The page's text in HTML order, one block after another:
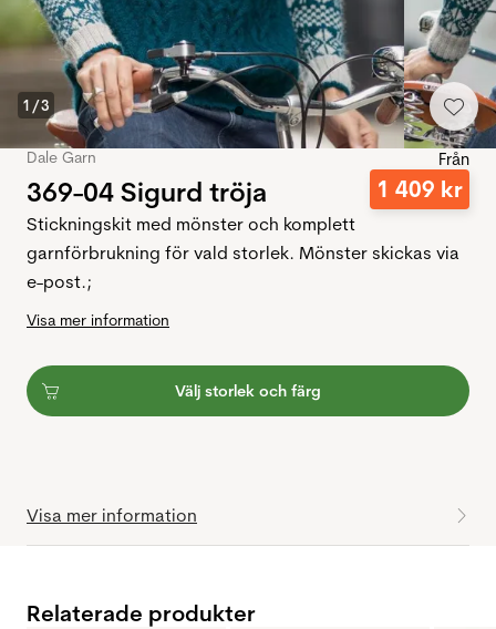
1 /3
Dale Garn
369-04 Sigurd tröja
Från
1 409 kr
Stickningskit med mönster och komplett
garnförbrukning för vald storlek. Mönster skickas via
e-post.;
Visa mer information
Välj storlek och färg
Visa mer information
Relaterade produkter